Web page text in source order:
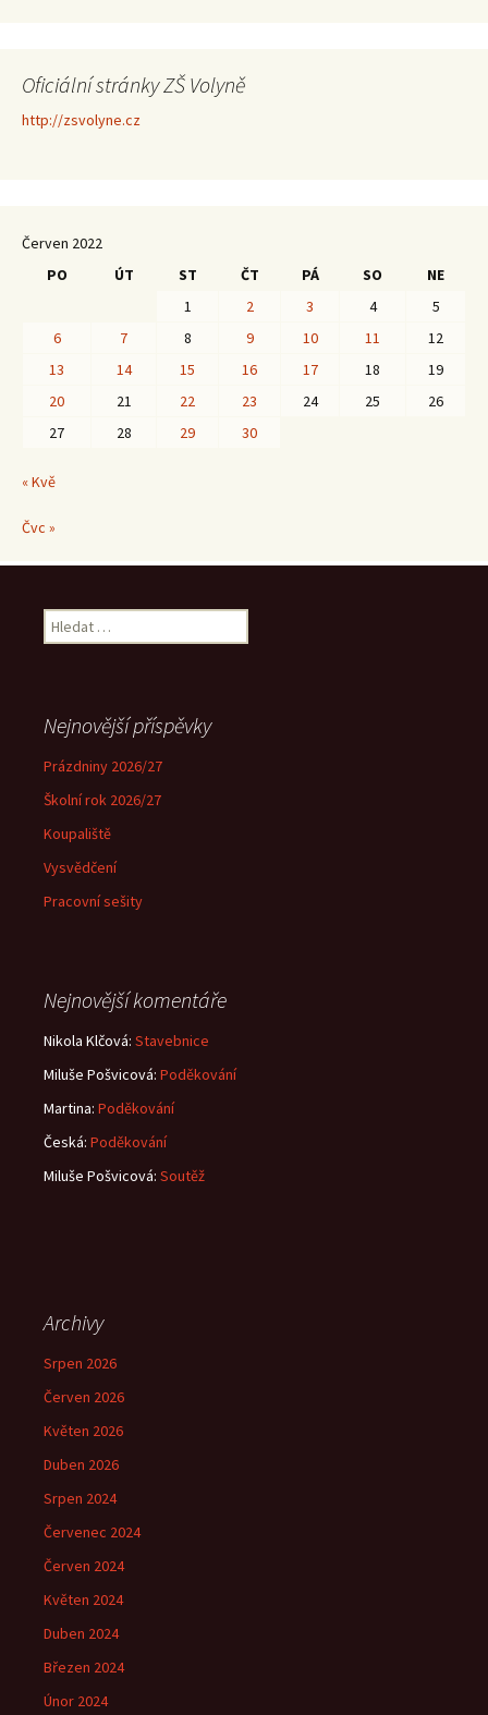
Oficiální stránky ZŠ Volyně
http://zsvolyne.cz
Červen 2022
PO
ÚT ST ČT PÁ SO
NE
1
2 3 4
5
6
7 8 9 10 11
12
13
14 15 16 17 18
19
20
21 22 23 24 25
26
27
28 29 30
« Kvě
Čvc »
Vyhledávání
Nejnovější příspěvky
Prázdniny 2026/27
Školní rok 2026/27
Koupaliště
Vysvědčení
Pracovní sešity
Nejnovější komentáře
Nikola Klčová: Stavebnice
Miluše Pošvicová: Poděkování
Martina: Poděkování
Česká: Poděkování
Miluše Pošvicová: Soutěž
Archivy
Srpen 2026
Červen 2026
Květen 2026
Duben 2026
Srpen 2024
Červenec 2024
Červen 2024
Květen 2024
Duben 2024
Březen 2024
Únor 2024